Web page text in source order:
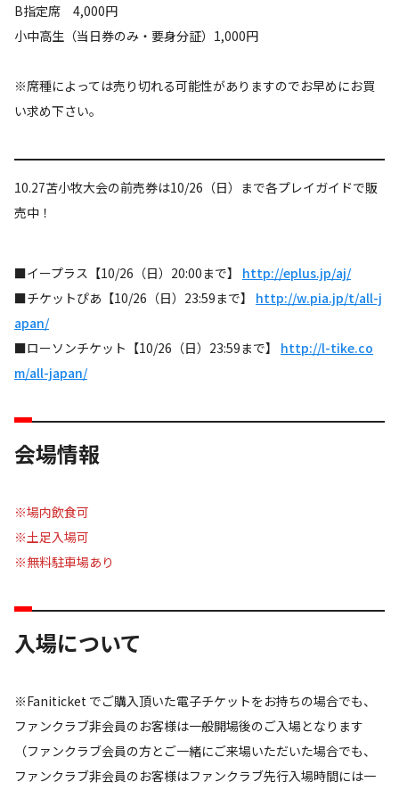
B指定席 4,000円
小中高生（当日券のみ・要身分証）1,000円
※席種によっては売り切れる可能性がありますのでお早めにお買
い求め下さい。
10.27苫小牧大会の前売券は10/26（日）まで各プレイガイドで販
売中！
■イープラス【10/26（日）20:00まで】 http://eplus.jp/aj/
■チケットぴあ【10/26（日）23:59まで】 http://w.pia.jp/t/all-j
apan/
■ローソンチケット【10/26（日）23:59まで】 http://l-tike.co
m/all-japan/
会場情報
※場内飲食可
※土足入場可
※無料駐車場あり
入場について
※Faniticket でご購入頂いた電子チケットをお持ちの場合でも、
ファンクラブ非会員のお客様は一般開場後のご入場となります
（ファンクラブ会員の方とご一緒にご来場いただいた場合でも、
ファンクラブ非会員のお客様はファンクラブ先行入場時間には一